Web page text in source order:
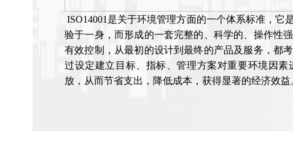
ISO14001是关于环境管理方面的一个体系标准，
验于一身，而形成的一套完整的、科学的、操作性
有效控制，从最初的设计到最终的产品及服务，都
过设定建立目标、指标、管理方案对重要环境因
放，从而节省支出，降低成本，获得显著的经济效益